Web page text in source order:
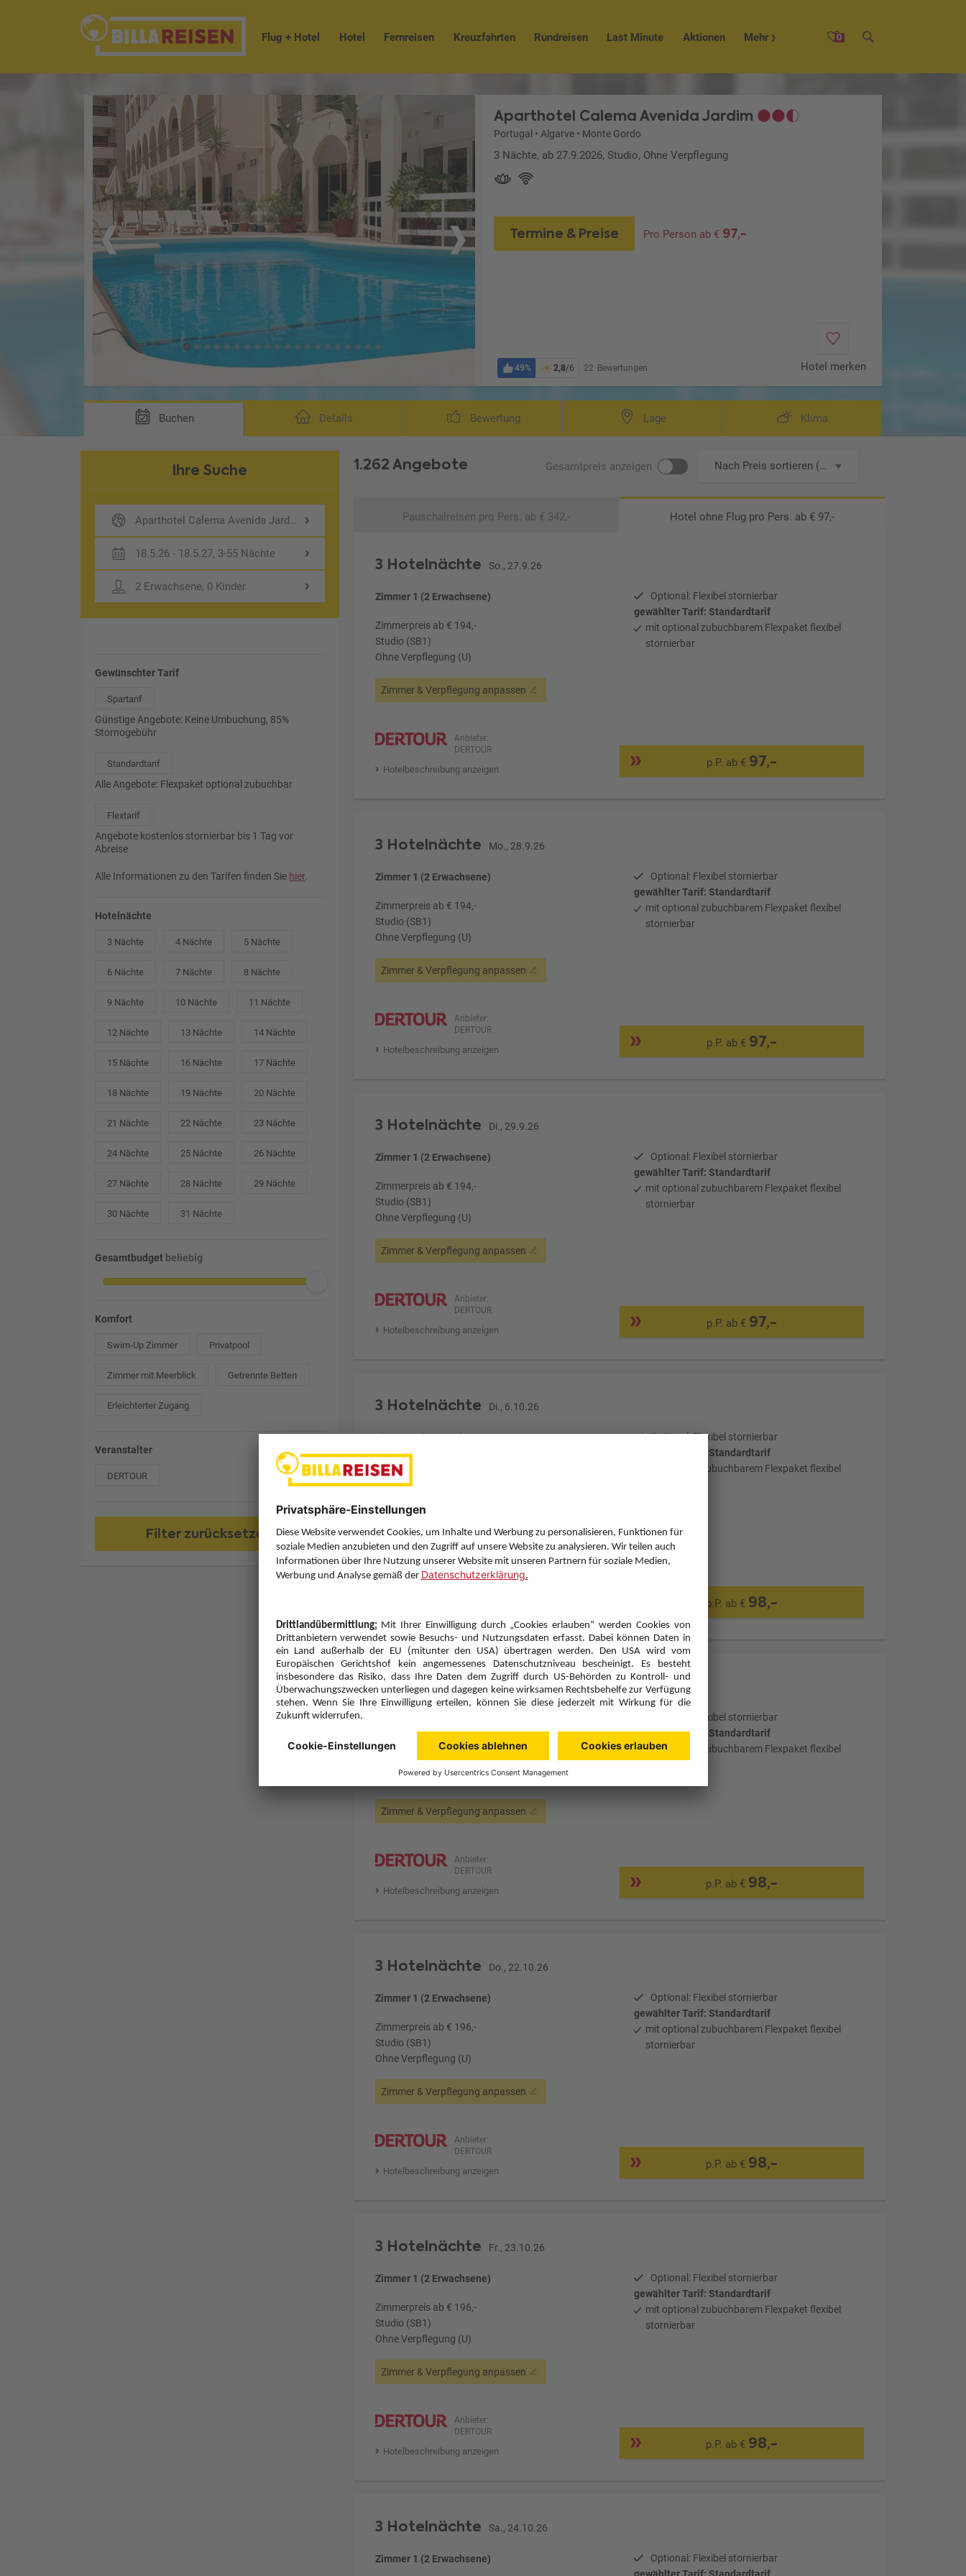
0
Flug + Hotel Hotel Fernreisen Kreuzfahrten Rundreisen Last Minute Aktionen Mehr
Aparthotel Calema Avenida Jardim
Portugal • Algarve • Monte Gordo
3 Nächte, ab 27.9.2026, Studio, Ohne Verpflegung
Termine & Preise Pro Person ab €97,-
49% 2,8/6 22 Bewertungen Hotel merken
Buchen Details Bewertung Lage Klima
Ihre Suche
Aparthotel Calema Avenida Jardim
18.5.26 - 18.5.27, 3-55 Nächte
2 Erwachsene, 0 Kinder
Gewünschter Tarif
Spartarif
Günstige Angebote: Keine Umbuchung, 85%
Stornogebühr
Standardtarif
Alle Angebote: Flexpaket optional zubuchbar
Flextarif
Angebote kostenlos stornierbar bis 1 Tag vor
Abreise
Alle Informationen zu den Tarifen finden Sie hier.
Hotelnächte
3 Nächte 4 Nächte 5 Nächte
6 Nächte 7 Nächte 8 Nächte
9 Nächte 10 Nächte 11 Nächte
12 Nächte 13 Nächte 14 Nächte
15 Nächte 16 Nächte 17 Nächte
18 Nächte 19 Nächte 20 Nächte
21 Nächte 22 Nächte 23 Nächte
24 Nächte 25 Nächte 26 Nächte
27 Nächte 28 Nächte 29 Nächte
30 Nächte 31 Nächte
Gesamtbudget beliebig
Komfort
Swim-Up Zimmer Privatpool
Zimmer mit Meerblick Getrennte Betten
Erleichterter Zugang
Veranstalter
DERTOUR
Filter zurücksetzen
1.262 Angebote Gesamtpreis anzeigen Nach Preis sortieren (aufsteigend)
Pauschalreisen pro Pers. ab € 342,- Hotel ohne Flug pro Pers. ab € 97,-
3 Hotelnächte So., 27.9.26
Zimmer 1 (2 Erwachsene)
Zimmerpreis ab € 194,-
Studio (SB1)
Ohne Verpflegung (U)
Zimmer & Verpflegung anpassen
Optional: Flexibel stornierbar
gewählter Tarif: Standardtarif
mit optional zubuchbarem Flexpaket flexibel
stornierbar
Anbieter:
DERTOUR
Hotelbeschreibung anzeigen
p.P. ab € 97,-
3 Hotelnächte Mo., 28.9.26
Zimmer 1 (2 Erwachsene)
Zimmerpreis ab € 194,-
Studio (SB1)
Ohne Verpflegung (U)
Zimmer & Verpflegung anpassen
Optional: Flexibel stornierbar
gewählter Tarif: Standardtarif
mit optional zubuchbarem Flexpaket flexibel
stornierbar
Anbieter:
DERTOUR
Hotelbeschreibung anzeigen
p.P. ab € 97,-
3 Hotelnächte Di., 29.9.26
Zimmer 1 (2 Erwachsene)
Zimmerpreis ab € 194,-
Studio (SB1)
Ohne Verpflegung (U)
Zimmer & Verpflegung anpassen
Optional: Flexibel stornierbar
gewählter Tarif: Standardtarif
mit optional zubuchbarem Flexpaket flexibel
stornierbar
Anbieter:
DERTOUR
Hotelbeschreibung anzeigen
p.P. ab € 97,-
3 Hotelnächte Di., 6.10.26
Zimmer 1 (2 Erwachsene)
Zimmerpreis ab € 196,-
Studio (SB1)
Zimmer & Verpflegung anpassen
Optional: Flexibel stornierbar
gewählter Tarif: Standardtarif
mit optional zubuchbarem Flexpaket flexibel
Anbieter:
p.P. ab € 98,-
3 Hotelnächte Mi., 21.10.26
Zimmerpreis ab € 196,-
Studio (SB1)
Ohne Verpflegung (U)
Zimmer & Verpflegung anpassen
Optional: Flexibel stornierbar
gewählter Tarif: Standardtarif
mit optional zubuchbarem Flexpaket flexibel
Anbieter:
DERTOUR
Hotelbeschreibung anzeigen
p.P. ab € 98,-
3 Hotelnächte Do., 22.10.26
Zimmer 1 (2 Erwachsene)
Zimmerpreis ab € 196,-
Studio (SB1)
Ohne Verpflegung (U)
Zimmer & Verpflegung anpassen
Optional: Flexibel stornierbar
gewählter Tarif: Standardtarif
mit optional zubuchbarem Flexpaket flexibel
stornierbar
Anbieter:
DERTOUR
Hotelbeschreibung anzeigen
p.P. ab € 98,-
3 Hotelnächte Fr., 23.10.26
Zimmer 1 (2 Erwachsene)
Zimmerpreis ab € 196,-
Studio (SB1)
Ohne Verpflegung (U)
Zimmer & Verpflegung anpassen
Optional: Flexibel stornierbar
gewählter Tarif: Standardtarif
mit optional zubuchbarem Flexpaket flexibel
stornierbar
Anbieter:
DERTOUR
Hotelbeschreibung anzeigen
p.P. ab € 98,-
3 Hotelnächte Sa., 24.10.26
Zimmer 1 (2 Erwachsene)
Optional: Flexibel stornierbar